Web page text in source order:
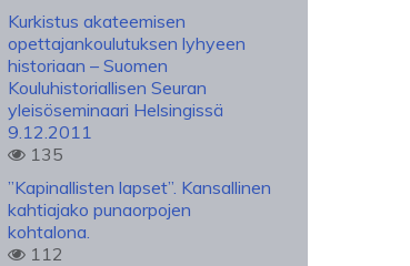
Kurkistus akateemisen
opettajankoulutuksen lyhyeen
historiaan – Suomen
Kouluhistoriallisen Seuran
yleisöseminaari Helsingissä
9.12.2011
135
”Kapinallisten lapset”. Kansallinen
kahtiajako punaorpojen
kohtalona.
112